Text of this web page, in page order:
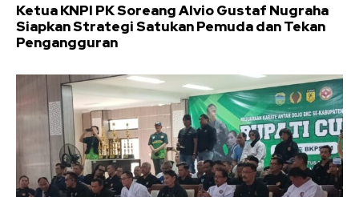
Ketua KNPI PK Soreang Alvio Gustaf Nugraha
Siapkan Strategi Satukan Pemuda dan Tekan
Pengangguran